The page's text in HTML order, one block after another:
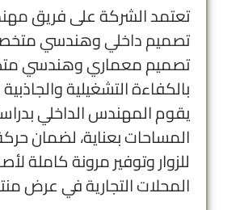
تعتمد الشركة على فريق
تصميم داخليوهندسي
تصميم معماري وهندسي
بالكفاءة التشغيلية
يقوم المهندس الداخلي
المساحات بعناية، لضمان
للزوار وتوفير مرونة كاملة
المحلات التجارية في عرض